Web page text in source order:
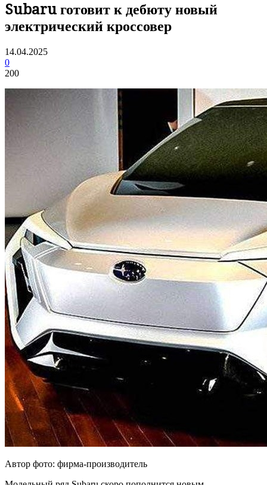
Subaru готовит к дебюту новый
электрический кроссовер
14.04.2025
0
200
Автор фото: фирма-производитель